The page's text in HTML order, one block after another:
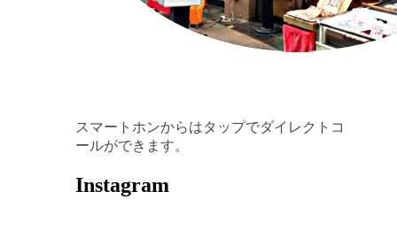
スマートホンからはタップでダイレクトコ
ールができます。
Instagram